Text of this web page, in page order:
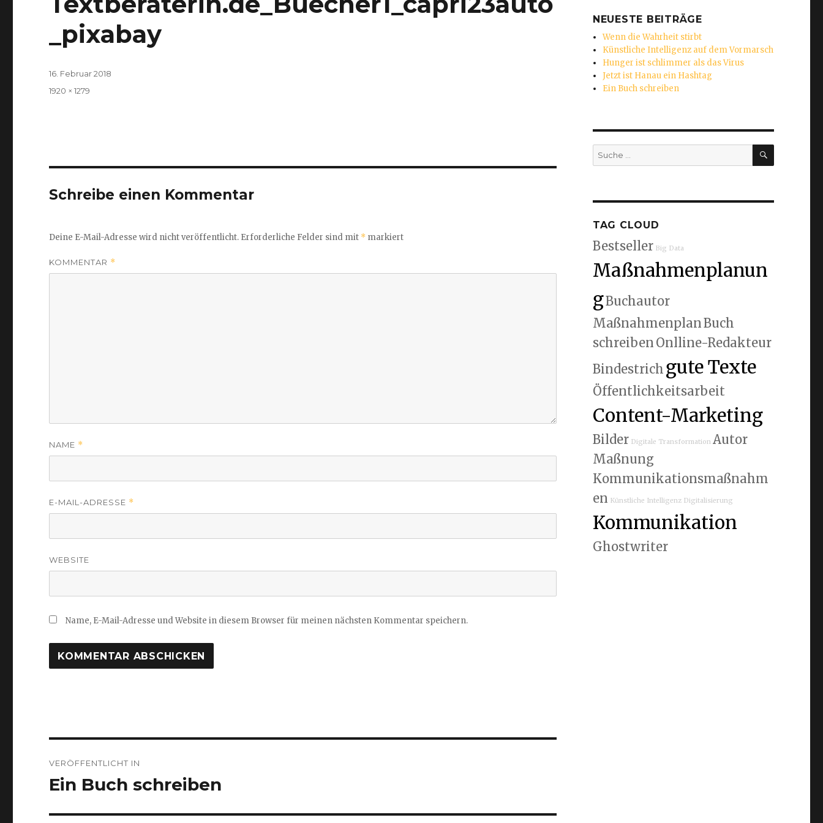
_pixabay
Veröffentlicht
16. Februar 2018
Volle
1920 × 1279
Schreibe einen Kommentar
Deine E-Mail-Adresse wird nicht veröffentlicht. Erforderliche Felder sind mit * markiert
KOMMENTAR *
NAME *
E-MAIL-ADRESSE *
WEBSITE
Name, E-Mail-Adresse und Website in diesem Browser für meinen nächsten Kommentar speichern.
Beitragsnavigation
VERÖFFENTLICHT IN
Ein Buch schreiben
NEUESTE BEITRÄGE
Wenn die Wahrheit stirbt
Künstliche Intelligenz auf dem Vormarsch
Hunger ist schlimmer als das Virus
Jetzt ist Hanau ein Hashtag
Ein Buch schreiben
Suche
nach:
SUCHEN
TAG CLOUD
Bestseller Big Data
Maßnahmenplanun
gBuchautor
MaßnahmenplanBuch
schreiben Onlline-Redakteur
Bindestrich gute Texte
Öffentlichkeitsarbeit
Content-Marketing
Bilder Digitale Transformation Autor
Maßnung
Kommunikationsmaßnahm
en Künstliche Intelligenz Digitalisierung
Kommunikation
Ghostwriter